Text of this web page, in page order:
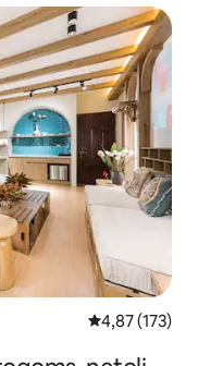
Vidutinis
4,87 (173)